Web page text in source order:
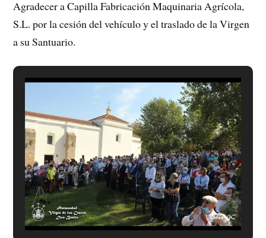
Agradecer a Capilla Fabricación Maquinaria Agrícola,
S.L. por la cesión del vehículo y el traslado de la Virgen
a su Santuario.